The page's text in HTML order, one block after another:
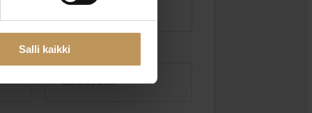
Salli kaikki
Sähköposti